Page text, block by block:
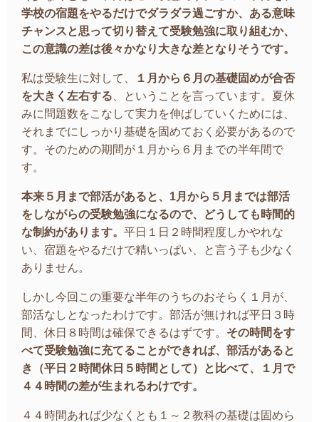
学校の宿題をやるだけでダラダラ過ごすか、ある意味
チャンスと思って切り替えて受験勉強に取り組むか、
この意識の差は後々かなり大きな差となりそうです。
私は受験生に対して、
１月から６月の基礎固めが合否
を大きく左右する 、ということを言っています。夏休
みに問題数をこなして実力を伸ばしていくためには、
それまでにしっかり基礎を固めておく必要があるので
す。そのための期間が１月から６月までの半年間で
す。
本来５月まで部活があると、1月から５月までは部活
をしながらの受験勉強になるので、どうしても時間的
な制約があります。 平日１日２時間程度しかやれな
い、宿題をやるだけで精いっぱい、と言う子も少なく
ありません。
しかし今回この重要な半年のうちのおそらく１月が、
部活なしとなったわけです。部活が無ければ平日３時
間、休日８時間は確保できるはずです。 その時間をす
べて受験勉強に充てることができれば、部活があると
き（平日２時間休日５時間として）と比べて、１月で
４４時間の差が生まれるわけです。
４４時間あれば少なくとも１～２教科の基礎は固めら